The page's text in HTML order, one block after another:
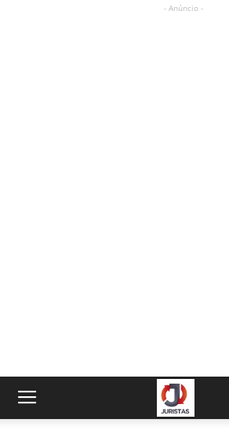
- Anúncio -